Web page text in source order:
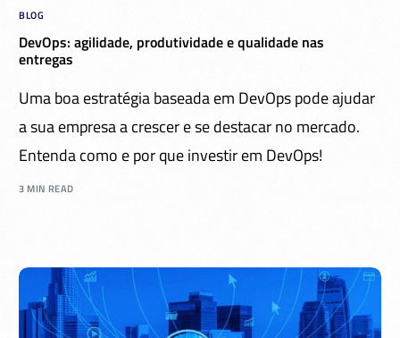
BLOG
DevOps: agilidade, produtividade e qualidade nas
entregas
Uma boa estratégia baseada em DevOps pode ajudar
a sua empresa a crescer e se destacar no mercado.
Entenda como e por que investir em DevOps!
3 MIN READ